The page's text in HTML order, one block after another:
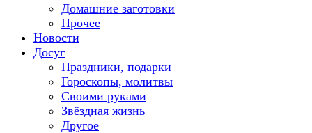
Домашние заготовки
Прочее
Новости
Досуг
Праздники, подарки
Гороскопы, молитвы
Своими руками
Звёздная жизнь
Другое